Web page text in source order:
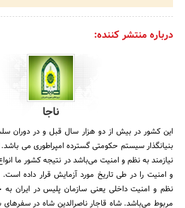
درباره منتشر کننده:
ناجا
این کشور در بیش از دو هزار سال قبل و در دوران
بنیانگذار سیستم حکومتى گسترده امپراطورى مى
نیازمند به نظم و امنیت مى‌باشد در نتیجه کشور ما
و امنیت را در طى تاریخ مورد آزمایش قرار داده
نظم و امنیت داخلى یعنى سازمان پلیس در ایران
مربوط مى‌‌باشد. شاه قاجار ناصرالدین شاه در سفرهاى